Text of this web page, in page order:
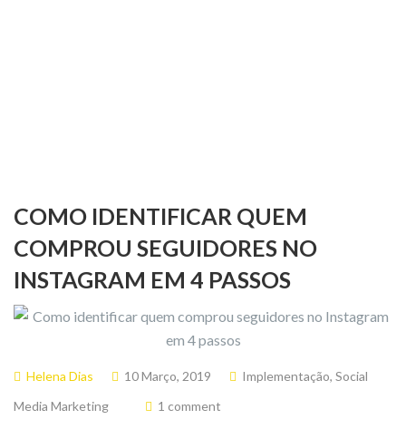
COMO IDENTIFICAR QUEM
COMPROU SEGUIDORES NO
INSTAGRAM EM 4 PASSOS
Helena Dias 10 Março, 2019 Implementação, Social
Media Marketing
1 comment